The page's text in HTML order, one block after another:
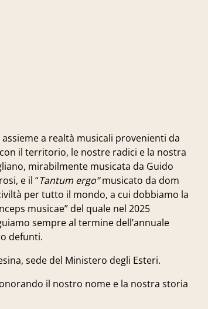
a realtà musicali provenienti da
il territorio, le nostre radici e la nostra
mirabilmente musicata da Guido
e il “Tantum ergo”musicato da dom
per tutto il mondo, a cui dobbiamo la
musicae” del quale nel 2025
sempre al termine dell’annuale
defunti.
sede del Ministero degli Esteri.
il nostro nome e la nostra storia